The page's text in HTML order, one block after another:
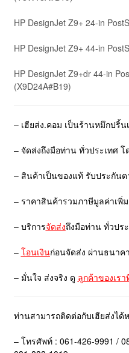
HP DesignJet Z9+ 24-in
HP DesignJet Z9+ 44-in
HP DesignJet Z9+dr 44-in
(X9D24A#B19)
– เฮียส่ง.คอม เป็นร้านหมึกปริ้
– จัดส่งถึงมือท่าน ทั่วประเทศ โ
– สินค้าเป็นของแท้ รับประกันต
– ราคาสินค้ารวมภาษีมูลค่าเพิ่
– บริการจัดส่งถึงมือท่าน ทั่วปร
– โอนเงินก่อนจัดส่ง ผ่านธนาค
– มั่นใจ ส่งจริง ดู ลูกค้าของเร
ท่านสามารถติดต่อกับเฮียส่งได้
– โทรศัพท์ : 061-426-9991 /